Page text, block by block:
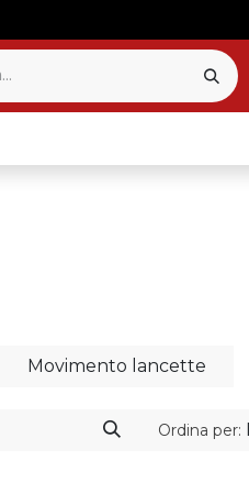
Movimento lancette
Ordina per: